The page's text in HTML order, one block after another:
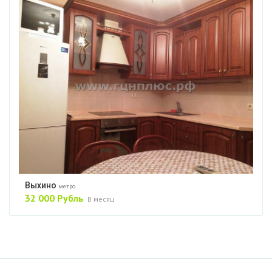
Выхино метро
32 000 Рубль В месяц